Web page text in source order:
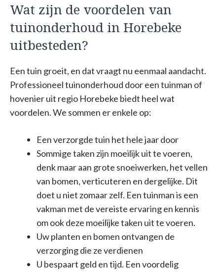
Wat zijn de voordelen van
tuinonderhoud in Horebeke
uitbesteden?
Een tuin groeit, en dat vraagt nu eenmaal aandacht.
Professioneel tuinonderhoud door een tuinman of
hovenier uit regio Horebeke biedt heel wat
voordelen. We sommen er enkele op:
Een verzorgde tuin het hele jaar door
Sommige taken zijn moeilijk uit te voeren,
denk maar aan grote snoeiwerken, het vellen
van bomen, verticuteren en dergelijke. Dit
doet u niet zomaar zelf. Een tuinman is een
vakman met de vereiste ervaring en kennis
om ook deze moeilijke taken uit te voeren.
Uw planten en bomen ontvangen de
verzorging die ze verdienen
U bespaart geld en tijd. Een voordelig